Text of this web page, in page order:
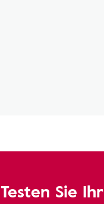
Testen Sie